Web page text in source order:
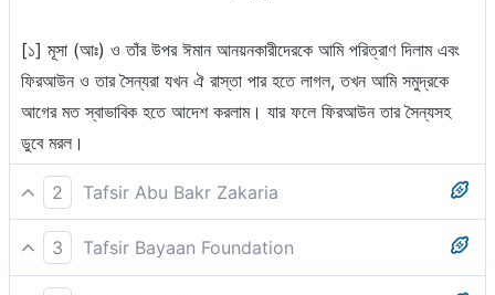
[১] মূসা (আঃ) ও তাঁর উপর ঈমান আনয়নকারীদেরকে আমি পরিত্রাণ দিলাম এবং
ফিরআউন ও তার সৈন্যরা যখন ঐ রাস্তা পার হতে লাগল, তখন আমি সমুদ্রকে
আগের মত স্বাভাবিক হতে আদেশ করলাম। যার ফলে ফিরআউন তার সৈন্যসহ
ডুবে মরল।
2 Tafsir Abu Bakr Zakaria
তারপর নিমজ্জিত করলাম অন্য দলটিকে।
3 Tafsir Bayaan Foundation